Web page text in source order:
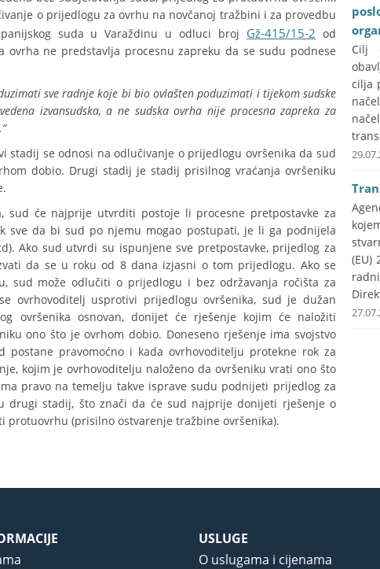
o prijedlogu za ovrhu na novčanoj tražbini i za provedbu
suda u Varaždinu u odluci broj Gž-415/15-2 od
ovrha ne predstavlja procesnu zapreku da se sudu podnese
sve radnje koje bi bio ovlašten poduzimati i tijekom sudske
izvansudska, a ne sudska ovrha nije procesna zapreka za
stadij se odnosi na odlučivanje o prijedlogu ovršenika da sud
dobio. Drugi stadij je stadij prisilnog vraćanja ovršeniku
sud će najprije utvrditi postoje li procesne pretpostavke za
sve da bi sud po njemu mogao postupati, je li ga podnijela
Ako sud utvrdi su ispunjene sve pretpostavke, prijedlog za
da se u roku od 8 dana izjasni o tom prijedlogu. Ako se
sud može odlučiti o prijedlogu i bez održavanja ročišta za
ovrhovoditelj usprotivi prijedlogu ovršenika, sud je dužan
ovršenika osnovan, donijet će rješenje kojim će naložiti
ono što je ovrhom dobio. Doneseno rješenje ima svojstvo
pravomoćno i kada ovrhovoditelju protekne rok za
kojim je ovrhovoditelju naloženo da ovršeniku vrati ono što
pravo na temelju takve isprave sudu podnijeti prijedlog za
drugi stadij, što znači da će sud najprije donijeti rješenje o
(prisilno ostvarenje tražbine ovršenika).
Cilj
cilja
(EU)
USLUGE
O uslugama i cijenama